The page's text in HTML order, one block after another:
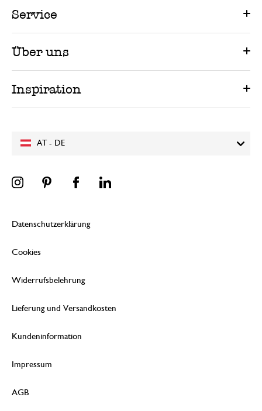
AT - DE
Service
Über uns
Inspiration
Datenschutzerklärung
Cookies
Widerrufsbelehrung
Lieferung und Versandkosten
Kundeninformation
Impressum
AGB